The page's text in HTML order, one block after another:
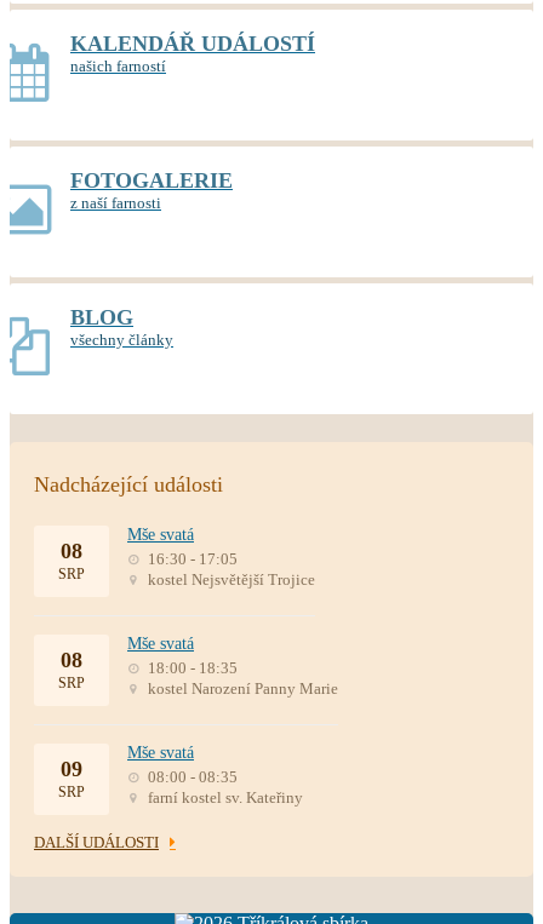
KALENDÁŘ UDÁLOSTÍ
našich farností
FOTOGALERIE
z naší farnosti
BLOG
všechny články
Nadcházející události
08
SRP
Mše svatá
16:30 - 17:05
kostel Nejsvětější Trojice
08
SRP
Mše svatá
18:00 - 18:35
kostel Narození Panny Marie
09
SRP
Mše svatá
08:00 - 08:35
farní kostel sv. Kateřiny
DALŠÍ UDÁLOSTI